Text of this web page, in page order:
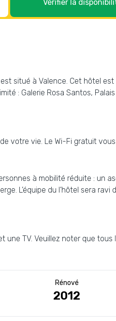
Vérifier la
situé à Valence. Cet hôtel est
: Galerie Rosa Santos,
votre vie. Le Wi-Fi gratuit
à mobilité réduite : un
L’équipe du l’hôtel sera ravi
TV. Veuillez noter que tous
Rénové
2012